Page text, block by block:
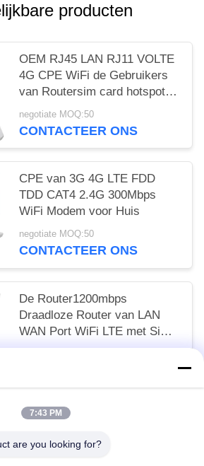
producten
OEM RJ45 LAN RJ11 VOLTE
4G CPE WiFi de Gebruikers
van Routersim card hotspot
CAT4 32
negotiate MOQ:50
CONTACTEER ONS
CPE van 3G 4G LTE FDD
TDD CAT4 2.4G 300Mbps
WiFi Modem voor Huis
negotiate MOQ:50
CONTACTEER ONS
De Router1200mbps
Draadloze Router van LAN
WAN Port WiFi LTE met Sim
Card Slot
7:43 PM
are you looking for?